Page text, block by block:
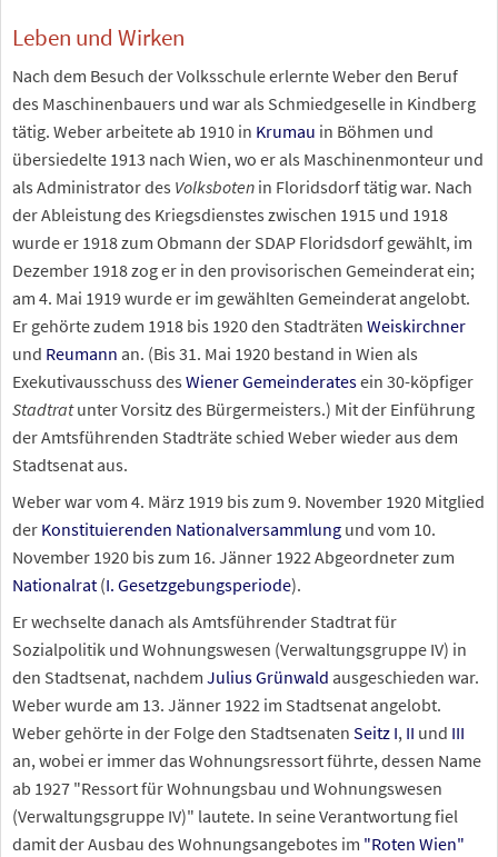
Leben und Wirken
Nach dem Besuch der Volksschule erlernte Weber den Beruf
des Maschinenbauers und war als Schmiedgeselle in Kindberg
tätig. Weber arbeitete ab 1910 in Krumau in Böhmen und
übersiedelte 1913 nach Wien, wo er als Maschinenmonteur und
als Administrator des Volksboten in Floridsdorf tätig war. Nach
der Ableistung des Kriegsdienstes zwischen 1915 und 1918
wurde er 1918 zum Obmann der SDAP Floridsdorf gewählt, im
Dezember 1918 zog er in den provisorischen Gemeinderat ein;
am 4. Mai 1919 wurde er im gewählten Gemeinderat angelobt.
Er gehörte zudem 1918 bis 1920 den Stadträten Weiskirchner
und Reumann an. (Bis 31. Mai 1920 bestand in Wien als
Exekutivausschuss des Wiener Gemeinderatesein 30-köpfiger
Stadtratunter Vorsitz des Bürgermeisters.) Mit der Einführung
der Amtsführenden Stadträte schied Weber wieder aus dem
Stadtsenat aus.
Weber war vom 4. März 1919 bis zum 9. November 1920 Mitglied
der Konstituierenden Nationalversammlung und vom 10.
November 1920 bis zum 16. Jänner 1922 Abgeordneter zum
Nationalrat (I. Gesetzgebungsperiode).
Er wechselte danach als Amtsführender Stadtrat für
Sozialpolitik und Wohnungswesen (Verwaltungsgruppe IV) in
den Stadtsenat, nachdem Julius Grünwald ausgeschieden war.
Weber wurde am 13. Jänner 1922 im Stadtsenat angelobt.
Weber gehörte in der Folge den Stadtsenaten Seitz I, II und III
an, wobei er immer das Wohnungsressort führte, dessen Name
ab 1927 "Ressort für Wohnungsbau und Wohnungswesen
(Verwaltungsgruppe IV)" lautete. In seine Verantwortung fiel
damit der Ausbau des Wohnungsangebotes im "Roten Wien"